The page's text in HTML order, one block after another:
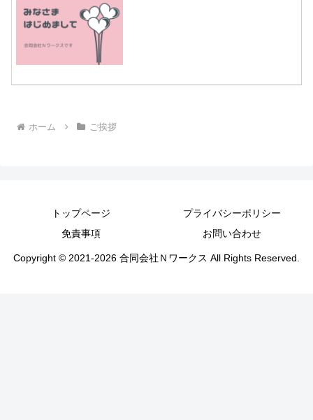
ホーム ご挨拶
トップページ
プライバシーポリシー
免責事項
お問い合わせ
Copyright © 2021-2026 合同会社Ｎワークス All Rights Reserved.